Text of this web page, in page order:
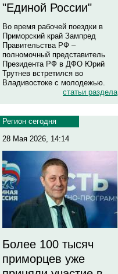
"Единой России"
Во время рабочей поездки в
Приморский край Зампред
Правительства РФ –
полномочный представитель
Президента РФ в ДФО Юрий
Трутнев встретился во
Владивостоке с молодежью.
статьи раздела
Регион сегодня
28 Мая 2026, 14:14
Более 100 тысяч
приморцев уже